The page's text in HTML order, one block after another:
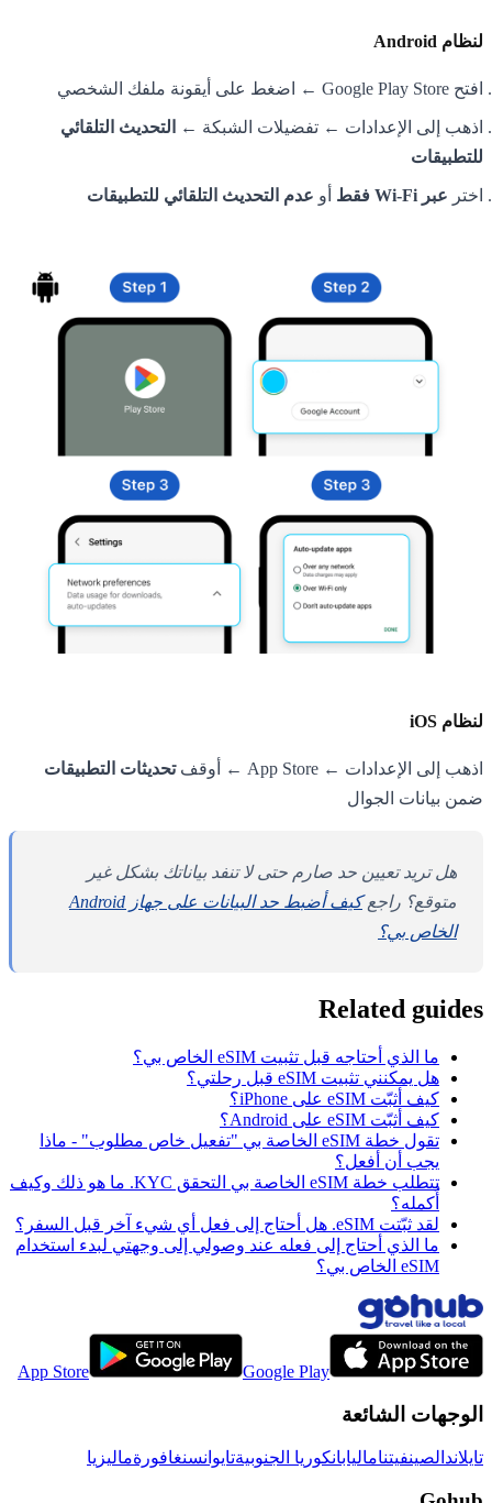
لنظام Android
افتح Google Play Store ← اضغط على أيقونة ملفك الشخصي
اذهب إلى الإعدادات ← تفضيلات الشبكة ←
التحديث التلقائي
للتطبيقات
اختر عبر Wi-Fi فقط أو عدم التحديث التلقائي للتطبيقات
لنظام iOS
اذهب إلى الإعدادات ← App Store ← أوقف
تحديثات التطبيقات
ضمن بيانات الجوال
هل تريد تعيين حد صارم حتى لا تنفد بياناتك بشكل غير
متوقع؟ راجع
كيف أضبط حد البيانات على جهاز Android
الخاص بي؟
Related guides
ما الذي أحتاجه قبل تثبيت eSIM الخاص بي؟
هل يمكنني تثبيت eSIM قبل رحلتي؟
كيف أثبّت eSIM على iPhone؟
كيف أثبّت eSIM على Android؟
تقول خطة eSIM الخاصة بي "تفعيل خاص مطلوب" - ماذا
يجب أن أفعل؟
تتطلب خطة eSIM الخاصة بي التحقق KYC. ما هو ذلك وكيف
أُكمله؟
لقد ثبّتت eSIM. هل أحتاج إلى فعل أي شيء آخر قبل السفر؟
ما الذي أحتاج إلى فعله عند وصولي إلى وجهتي لبدء استخدام
eSIM الخاص بي؟
App Store Google Play
الوجهات الشائعة
تايلاند الصينفيتناماليابانكوريا الجنوبيةتايوانسنغافورةماليزيا